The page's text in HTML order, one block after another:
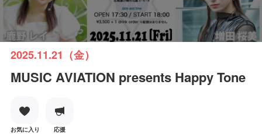
2025.11.21（金）
MUSIC AVIATION presents Happy Tone
お気に入り 応援